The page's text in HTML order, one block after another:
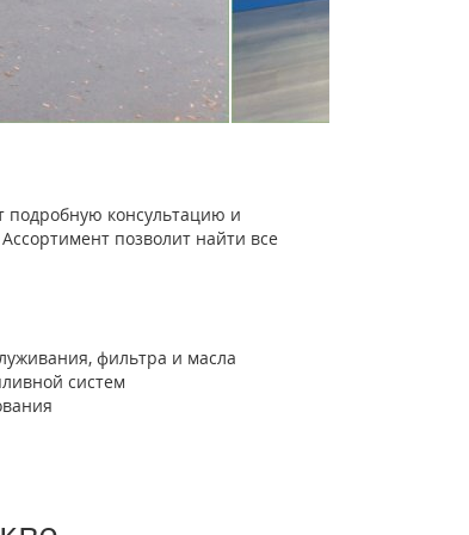
консультацию и
позволит найти все
фильтра и масла
систем